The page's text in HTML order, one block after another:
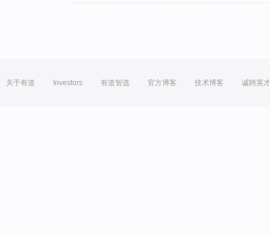
关于有道 Investors 有道智选 官方博客 技术博客 诚聘英才